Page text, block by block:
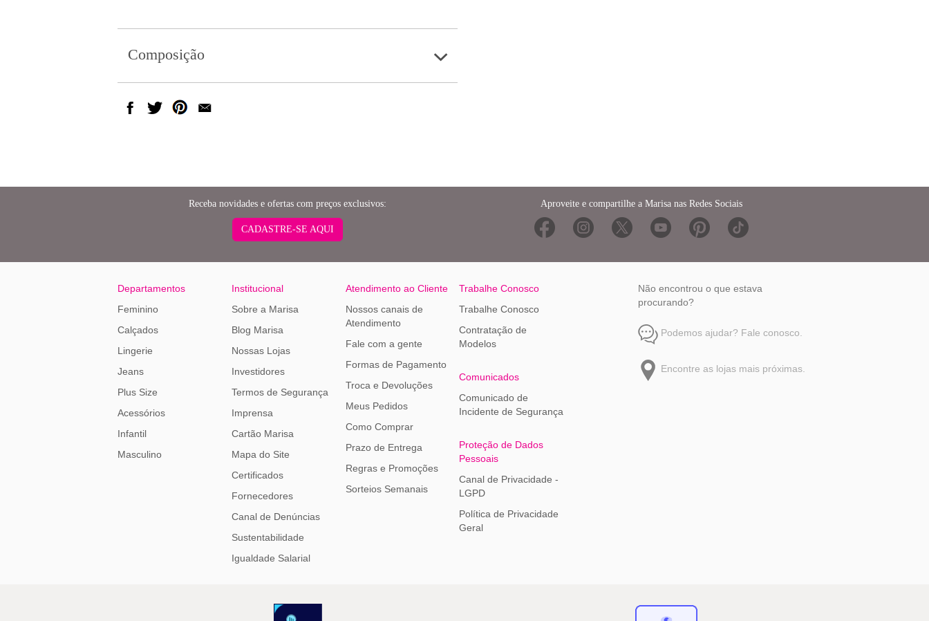
Composição
Receba novidades e ofertas com preços exclusivos:
CADASTRE-SE AQUI
Aproveite e compartilhe a Marisa nas Redes Sociais
Não encontrou o que estava
procurando?
Podemos ajudar? Fale conosco.
Encontre as lojas mais próximas.
Departamentos
Feminino
Calçados
Lingerie
Jeans
Plus Size
Acessórios
Infantil
Masculino
Institucional
Sobre a Marisa
Blog Marisa
Nossas Lojas
Investidores
Termos de Segurança
Imprensa
Cartão Marisa
Mapa do Site
Certificados
Fornecedores
Canal de Denúncias
Sustentabilidade
Igualdade Salarial
Atendimento ao Cliente
Nossos canais de
Atendimento
Fale com a gente
Formas de Pagamento
Troca e Devoluções
Meus Pedidos
Como Comprar
Prazo de Entrega
Regras e Promoções
Sorteios Semanais
Trabalhe Conosco
Trabalhe Conosco
Contratação de
Modelos
Comunicados
Comunicado de
Incidente de Segurança
Proteção de Dados
Pessoais
Canal de Privacidade -
LGPD
Política de Privacidade
Geral